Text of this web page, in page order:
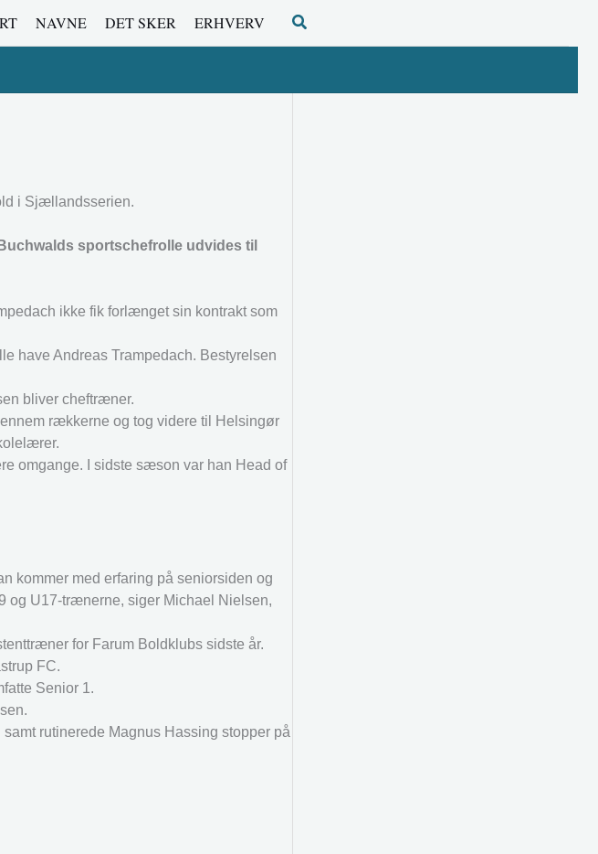
NAVNE DET SKER ERHVERV Søg
i Sjællandsserien.
sportschefrolle udvides til
ikke fik forlænget sin kontrakt som
have Andreas Trampedach. Bestyrelsen
bliver cheftræner.
rækkerne og tog videre til Helsingør
omgange. I sidste sæson var han Head of
kommer med erfaring på seniorsiden og
og U17-trænerne, siger Michael Nielsen,
for Farum Boldklubs sidste år.
FC.
Senior 1.
rutinerede Magnus Hassing stopper på